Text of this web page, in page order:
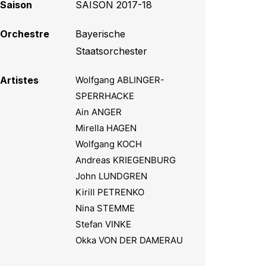
Saison SAISON 2017-18
Orchestre
Bayerische
Staatsorchester
Artistes
Wolfgang ABLINGER-
SPERRHACKE
Ain ANGER
Mirella HAGEN
Wolfgang KOCH
Andreas KRIEGENBURG
John LUNDGREN
Kirill PETRENKO
Nina STEMME
Stefan VINKE
Okka VON DER DAMERAU